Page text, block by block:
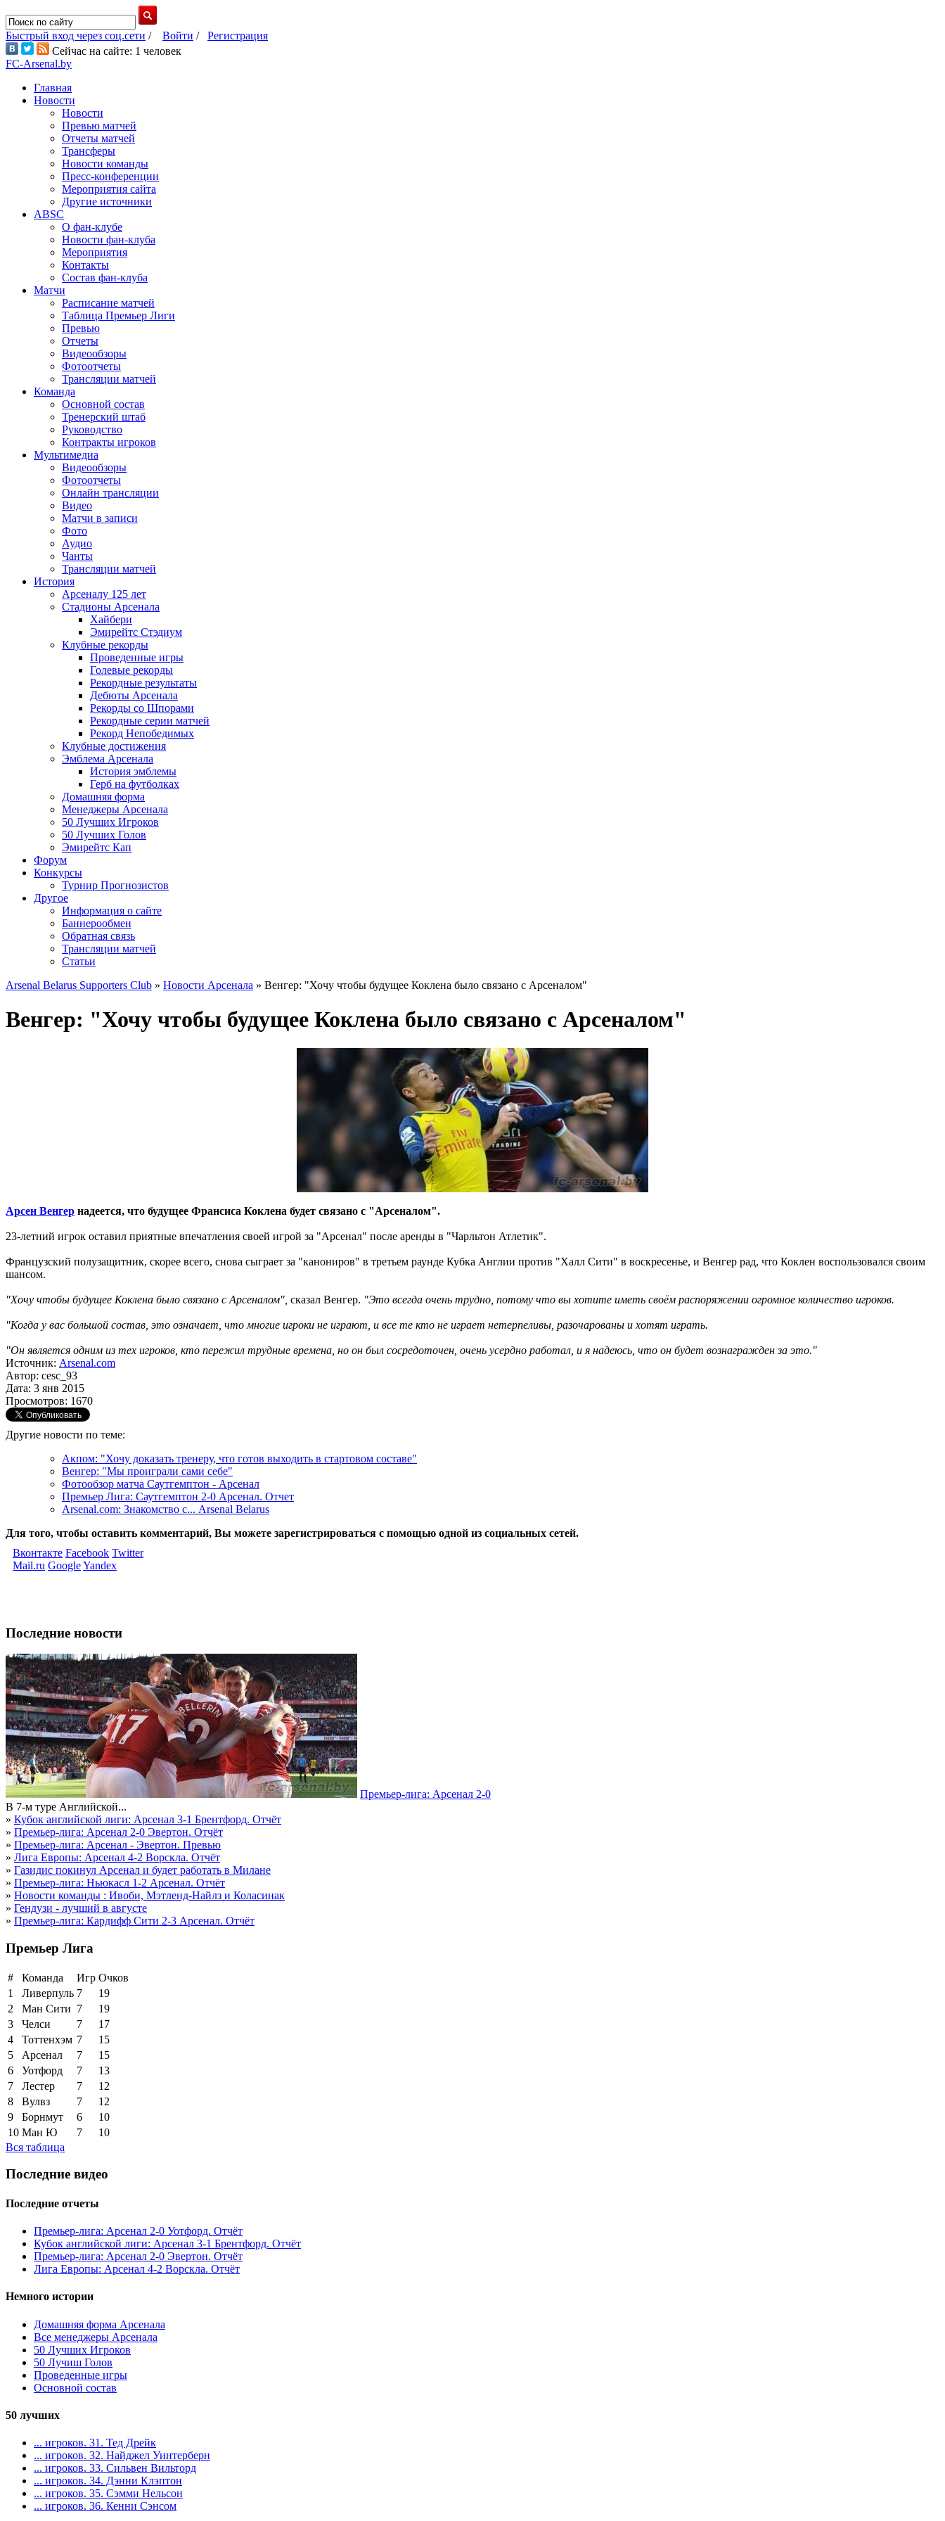
Быстрый вход через соц.сети / Войти / Регистрация
Сейчас на сайте: 1 человек
FC-Arsenal.by
Главная
Новости
Новости
Превью матчей
Отчеты матчей
Трансферы
Новости команды
Пресс-конференции
Мероприятия сайта
Другие источники
ABSC
О фан-клубе
Новости фан-клуба
Мероприятия
Контакты
Состав фан-клуба
Матчи
Расписание матчей
Таблица Премьер Лиги
Превью
Отчеты
Видеообзоры
Фотоотчеты
Трансляции матчей
Команда
Основной состав
Тренерский штаб
Руководство
Контракты игроков
Мультимедиа
Видеообзоры
Фотоотчеты
Онлайн трансляции
Видео
Матчи в записи
Фото
Аудио
Чанты
Трансляции матчей
История
Арсеналу 125 лет
Стадионы Арсенала
Хайбери
Эмирейтс Стэдиум
Клубные рекорды
Проведенные игры
Голевые рекорды
Рекордные результаты
Дебюты Арсенала
Рекорды со Шпорами
Рекордные серии матчей
Рекорд Непобедимых
Клубные достижения
Эмблема Арсенала
История эмблемы
Герб на футболках
Домашняя форма
Менеджеры Арсенала
50 Лучших Игроков
50 Лучших Голов
Эмирейтс Кап
Форум
Конкурсы
Турнир Прогнозистов
Другое
Информация о сайте
Баннерообмен
Обратная связь
Трансляции матчей
Статьи
Arsenal Belarus Supporters Club » Новости Арсенала » Венгер: "Хочу чтобы будущее Коклена было связано с Арсеналом"
Венгер: "Хочу чтобы будущее Коклена было связано с Арсеналом"
Арсен Венгер надеется, что будущее Франсиса Коклена будет связано с "Арсеналом".
23-летний игрок оставил приятные впечатления своей игрой за "Арсенал" после аренды в "Чарльтон Атлетик".
Французский полузащитник, скорее всего, снова сыграет за "канониров" в третьем раунде Кубка Англии против "Халл Сити" в воскресенье, и Венгер рад, что Коклен воспользовался своим
шансом.
"Хочу чтобы будущее Коклена было связано с Арсеналом", сказал Венгер. "Это всегда очень трудно, потому что вы хотите иметь своём распоряжении огромное количество игроков.
"Когда у вас большой состав, это означает, что многие игроки не играют, и все те кто не играет нетерпеливы, разочарованы и хотят играть.
"Он является одним из тех игроков, кто пережил трудные времена, но он был сосредоточен, очень усердно работал, и я надеюсь, что он будет вознагражден за это."
Источник: Arsenal.com
Автор: cesc_93
Дата: 3 янв 2015
Просмотров: 1670
Другие новости по теме:
Акпом: "Хочу доказать тренеру, что готов выходить в стартовом составе"
Венгер: "Мы проиграли сами себе"
Фотообзор матча Саутгемптон - Арсенал
Премьер Лига: Саутгемптон 2-0 Арсенал. Отчет
Arsenal.com: Знакомство с... Arsenal Belarus
Для того, чтобы оставить комментарий, Вы можете зарегистрироваться с помощью одной из социальных сетей.
Вконтакте Facebook Twitter
Mail.ru GoogleYandex
Последние новости
Премьер-лига: Арсенал 2-0
В 7-м туре Английской...
» Кубок английской лиги: Арсенал 3-1 Брентфорд. Отчёт
» Премьер-лига: Арсенал 2-0 Эвертон. Отчёт
» Премьер-лига: Арсенал - Эвертон. Превью
» Лига Европы: Арсенал 4-2 Ворскла. Отчёт
» Газидис покинул Арсенал и будет работать в Милане
» Премьер-лига: Ньюкасл 1-2 Арсенал. Отчёт
» Новости команды : Ивоби, Мэтленд-Найлз и Коласинак
» Гендузи - лучший в августе
» Премьер-лига: Кардифф Сити 2-3 Арсенал. Отчёт
Премьер Лига
# Команда Игр Очков
1
Ливерпуль 7
19
2
Ман Сити 7
19
3
Челси 7
17
4
Тоттенхэм 7
15
5
Арсенал 7
15
6
Уотфорд 7
13
7
Лестер 7
12
8
Вулвз 7
12
9
Борнмут 6
10
10 Ман Ю 7
10
Вся таблица
Последние видео
Последние отчеты
Премьер-лига: Арсенал 2-0 Уотфорд. Отчёт
Кубок английской лиги: Арсенал 3-1 Брентфорд. Отчёт
Премьер-лига: Арсенал 2-0 Эвертон. Отчёт
Лига Европы: Арсенал 4-2 Ворскла. Отчёт
Немного истории
Домашняя форма Арсенала
Все менеджеры Арсенала
50 Лучших Игроков
50 Лучиш Голов
Проведенные игры
Основной состав
50 лучших
... игроков. 31. Тед Дрейк
... игроков. 32. Найджел Уинтерберн
... игроков. 33. Сильвен Вильторд
... игроков. 34. Дэнни Клэптон
... игроков. 35. Сэмми Нельсон
... игроков. 36. Кенни Сэнсом